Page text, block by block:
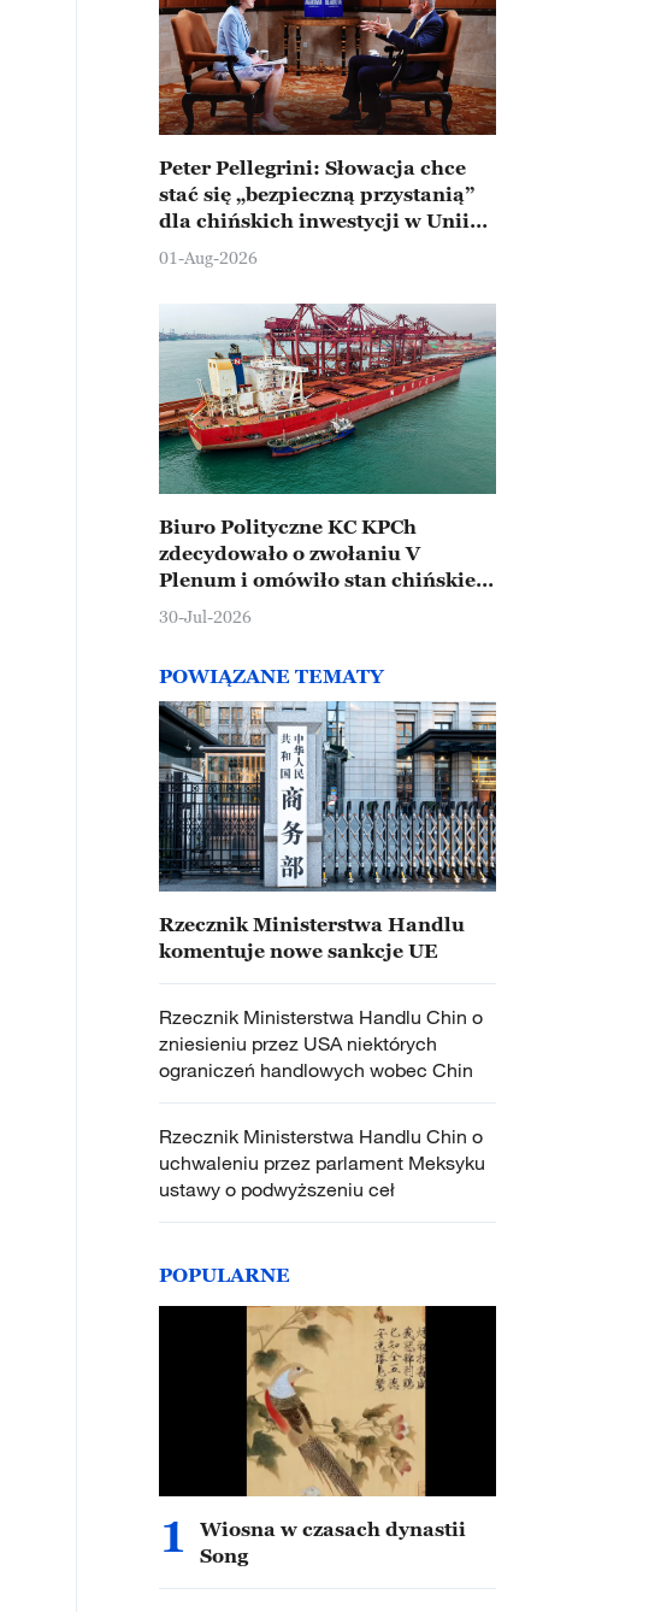
Peter Pellegrini: Słowacja chce
stać się „bezpieczną przystanią”
dla chińskich inwestycji w Unii
Europejskiej
01-Aug-2026
Biuro Polityczne KC KPCh
zdecydowało o zwołaniu V
Plenum i omówiło stan chińskiej
gospodarki
30-Jul-2026
POWIĄZANE TEMATY
Rzecznik Ministerstwa Handlu
komentuje nowe sankcje UE
Rzecznik Ministerstwa Handlu Chin o
zniesieniu przez USA niektórych
ograniczeń handlowych wobec Chin
Rzecznik Ministerstwa Handlu Chin o
uchwaleniu przez parlament Meksyku
ustawy o podwyższeniu ceł
POPULARNE
1
Wiosna w czasach dynastii
Song